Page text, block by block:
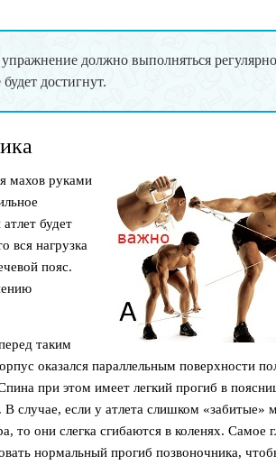
должно выполняться
достигнут.
махов руками
будет
вся нагрузка
пояс.
таким
оказался параллельным поверхности
при этом имеет легкий прогиб в
В случае, если у атлета слишком
то они слегка сгибаются в коленях. Самое
нормальный прогиб позвоночника,